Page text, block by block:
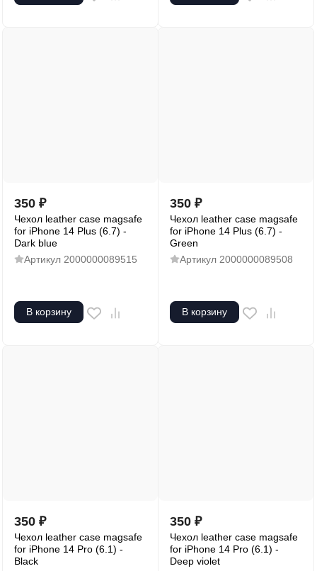
350 ₽
Чехол leather case magsafe
for iPhone 14 Plus (6.7) -
Dark blue
Артикул 2000000089515
В корзину
350 ₽
Чехол leather case magsafe
for iPhone 14 Plus (6.7) -
Green
Артикул 2000000089508
В корзину
350 ₽
Чехол leather case magsafe
for iPhone 14 Pro (6.1) -
Black
350 ₽
Чехол leather case magsafe
for iPhone 14 Pro (6.1) -
Deep violet